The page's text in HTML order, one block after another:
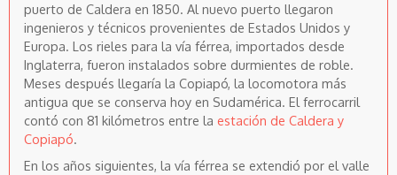
puerto de Caldera en 1850. Al nuevo puerto llegaron
ingenieros y técnicos provenientes de Estados Unidos y
Europa. Los rieles para la vía férrea, importados desde
Inglaterra, fueron instalados sobre durmientes de roble.
Meses después llegaría la Copiapó, la locomotora más
antigua que se conserva hoy en Sudamérica. El ferrocarril
contó con 81 kilómetros entre la estación de Caldera y
Copiapó.
En los años siguientes, la vía férrea se extendió por el valle